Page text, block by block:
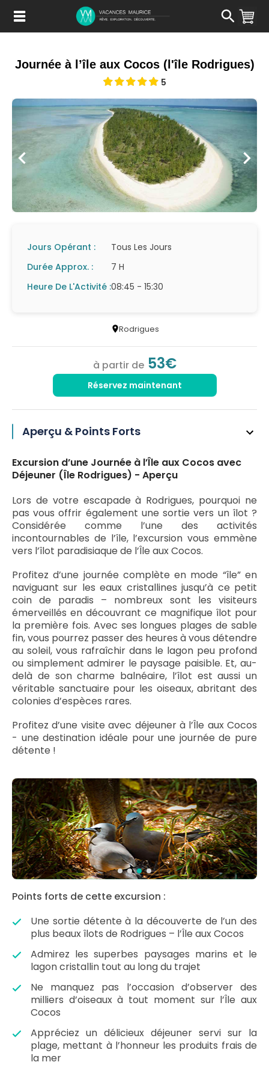
Contenu
Journée à l’île aux Cocos (l'île Rodrigues)
5
Jours Opérant :
Tous Les Jours
Durée Approx. :
7 H
Heure De L'Activité :08:45 - 15:30
Rodrigues
à partir de 53€
Réservez maintenant
Aperçu & Points Forts
Excursion d’une Journée à l’Île aux Cocos avec
Déjeuner (Île Rodrigues) - Aperçu
Lors de votre escapade à Rodrigues, pourquoi ne
pas vous offrir également une sortie vers un îlot ?
Considérée comme l’une des activités
incontournables de l’île, l’excursion vous emmène
vers l’îlot paradisiaque de l’Île aux Cocos.
Profitez d’une journée complète en mode “île” en
naviguant sur les eaux cristallines jusqu’à ce petit
coin de paradis – nombreux sont les visiteurs
émerveillés en découvrant ce magnifique îlot pour
la première fois. Avec ses longues plages de sable
fin, vous pourrez passer des heures à vous détendre
au soleil, vous rafraîchir dans le lagon peu profond
ou simplement admirer le paysage paisible. Et, au-
delà de son charme balnéaire, l’îlot est aussi un
véritable sanctuaire pour les oiseaux, abritant des
colonies d’espèces rares.
Profitez d’une visite avec déjeuner à l’Île aux Cocos
- une destination idéale pour une journée de pure
détente !
Points forts de cette excursion :
Une sortie détente à la découverte de l’un des
plus beaux îlots de Rodrigues – l’Île aux Cocos
Admirez les superbes paysages marins et le
lagon cristallin tout au long du trajet
Ne manquez pas l’occasion d’observer des
milliers d’oiseaux à tout moment sur l’Île aux
Cocos
Appréciez un délicieux déjeuner servi sur la
plage, mettant à l’honneur les produits frais de
la mer